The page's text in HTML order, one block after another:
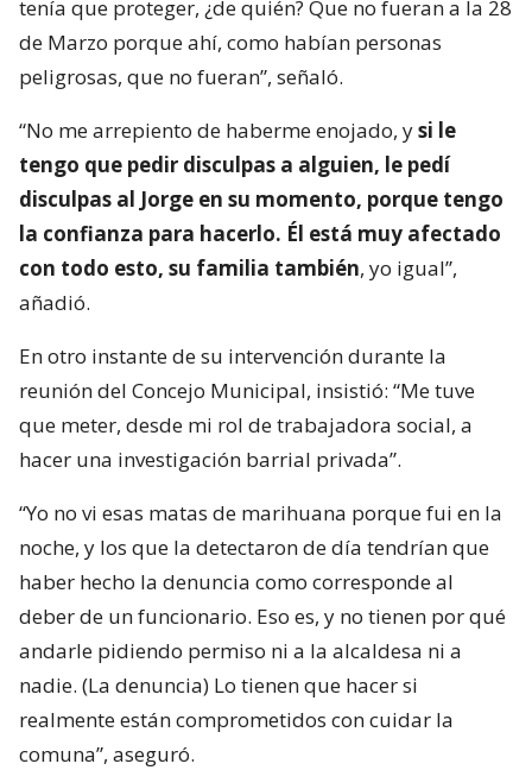
tenía que proteger, ¿de quién? Que no fueran a la 28
de Marzo porque ahí, como habían personas
peligrosas, que no fueran”, señaló.
“No me arrepiento de haberme enojado, ysi le
tengo que pedir disculpas a alguien, le pedí
disculpas al Jorge en su momento, porque tengo
la confianza para hacerlo. Él está muy afectado
con todo esto, su familia también, yo igual”,
añadió.
En otro instante de su intervención durante la
reunión del Concejo Municipal, insistió: “Me tuve
que meter, desde mi rol de trabajadora social, a
hacer una investigación barrial privada”.
“Yo no vi esas matas de marihuana porque fui en la
noche, y los que la detectaron de día tendrían que
haber hecho la denuncia como corresponde al
deber de un funcionario. Eso es, y no tienen por qué
andarle pidiendo permiso ni a la alcaldesa ni a
nadie. (La denuncia) Lo tienen que hacer si
realmente están comprometidos con cuidar la
comuna”, aseguró.